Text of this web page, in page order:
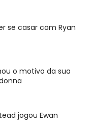
se casar com Ryan
o motivo da sua
jogou Ewan